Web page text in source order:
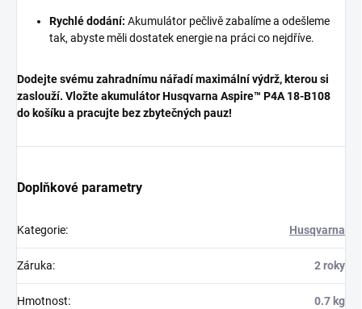
Rychlé dodání: Akumulátor pečlivě zabalíme a odešleme
tak, abyste měli dostatek energie na práci co nejdříve.
Dodejte svému zahradnímu nářadí maximální výdrž, kterou si
zaslouží. Vložte akumulátor Husqvarna Aspire™ P4A 18-B108
do košíku a pracujte bez zbytečných pauz!
Doplňkové parametry
Kategorie: Husqvarna
Záruka: 2 roky
Hmotnost: 0.7 kg